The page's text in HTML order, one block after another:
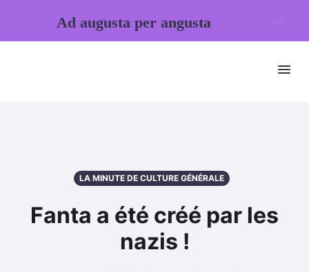
LA MINUTE DE CULTURE GÉNÉRALE
Fanta a été créé par les
nazis !
Ad augusta per angusta